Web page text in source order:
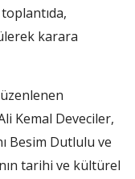
karara
Kemal Deveciler,
Besim Dutlulu ve
tarihi ve kültürel